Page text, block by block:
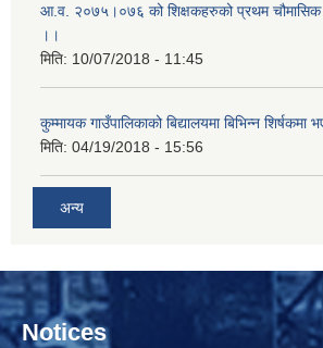
आ.व. २०७५।०७६ को शिक्षकहरुको प्रथम चौमासिक
।।
मिति: 10/07/2018 - 11:45
कुम्मायक गाउँपालिकाको बिद्यालयमा बिभिन्न शिर्षकमा
मिति: 04/19/2018 - 15:56
अन्य
Notices